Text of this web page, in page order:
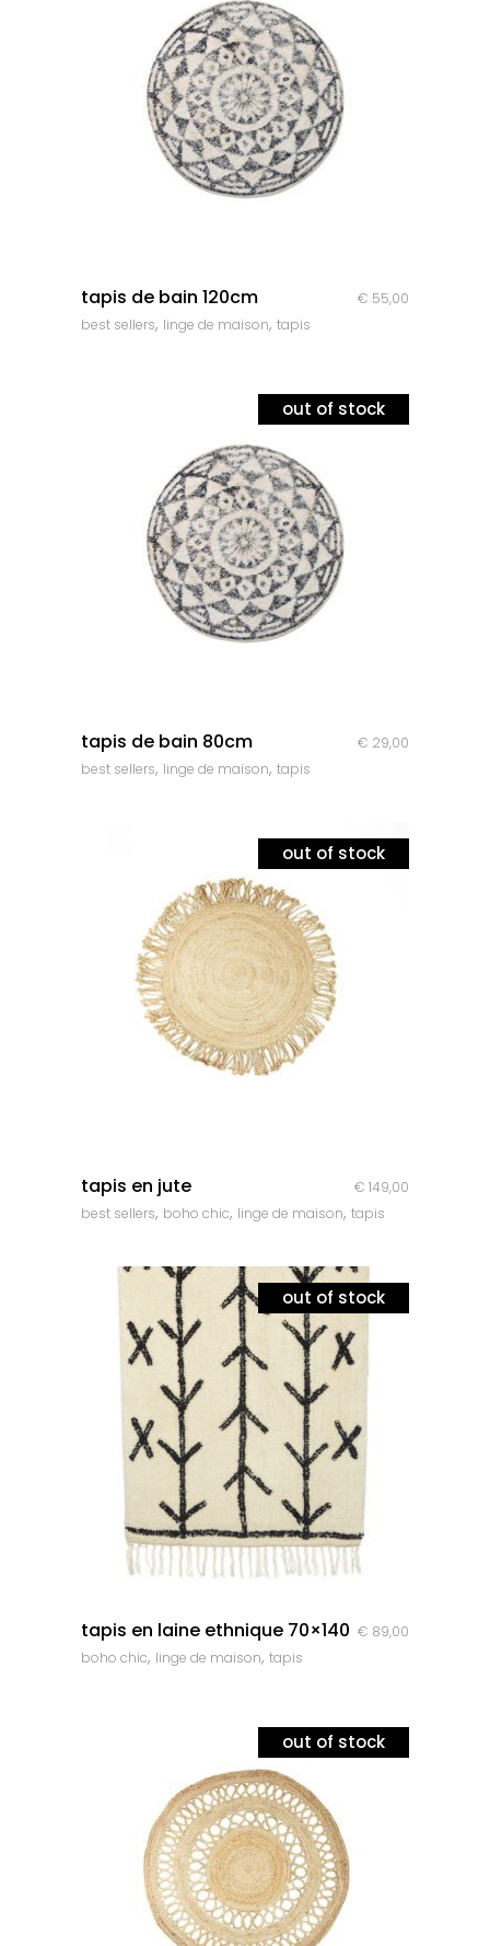
tapis de bain 120cm € 55,00
best sellers, linge de maison, tapis
out of stock
tapis de bain 80cm € 29,00
best sellers, linge de maison, tapis
out of stock
tapis en jute € 149,00
best sellers, boho chic, linge de maison, tapis
out of stock
tapis en laine ethnique 70×140 € 89,00
boho chic, linge de maison, tapis
out of stock